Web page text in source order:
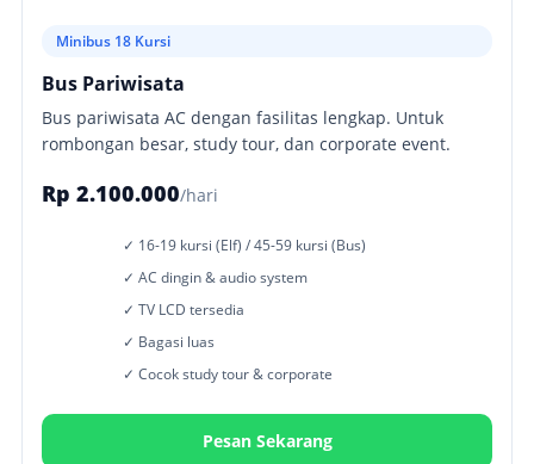
Minibus 18 Kursi
Bus Pariwisata
Bus pariwisata AC dengan fasilitas lengkap. Untuk
rombongan besar, study tour, dan corporate event.
Rp 2.100.000/hari
✓ 16-19 kursi (Elf) / 45-59 kursi (Bus)
✓ AC dingin & audio system
✓ TV LCD tersedia
✓ Bagasi luas
✓ Cocok study tour & corporate
Pesan Sekarang